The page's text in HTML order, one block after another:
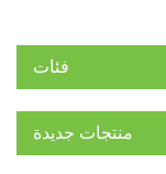
فئات
منتجات جديدة